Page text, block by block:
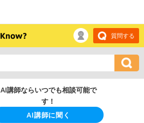
質問する
AI講師ならいつでも相談可能で
す！
AI講師に聞く